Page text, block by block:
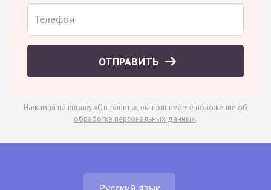
ОТПРАВИТЬ
Нажимая на кнопку «Отправить», вы принимаете положение об
обработке персональных данных.